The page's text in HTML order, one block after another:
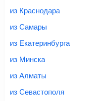
20-23 кг
*При необходимости
из Краснодара
из Самары
из Екатеринбурга
из Минска
из Алматы
из Севастополя